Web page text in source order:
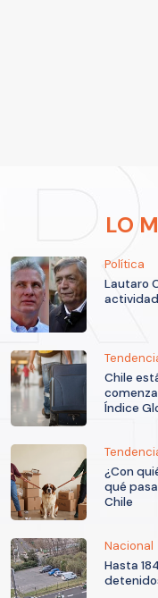
LO
Política
Lautaro
Chile
Índice
¿Con
qué
Chile
Nacional
Hasta